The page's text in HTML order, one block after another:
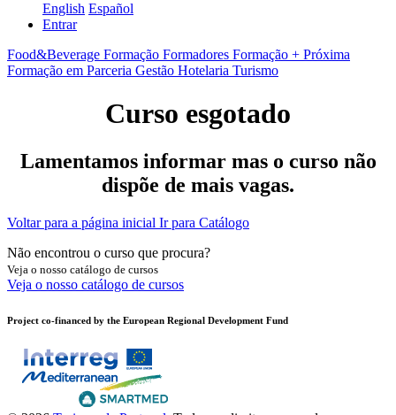
English Español
Entrar
Food&Beverage Formação Formadores Formação + Próxima
Formação em Parceria Gestão Hotelaria Turismo
Curso esgotado
Lamentamos informar mas o curso não
dispõe de mais vagas.
Voltar para a página inicial Ir para Catálogo
Não encontrou o curso que procura?
Veja o nosso catálogo de cursos
Veja o nosso catálogo de cursos
Project co-financed by the European Regional Development Fund